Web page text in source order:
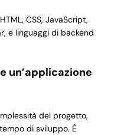
CSS, JavaScript,
e linguaggi di backend
un’applicazione
del progetto,
di sviluppo. È